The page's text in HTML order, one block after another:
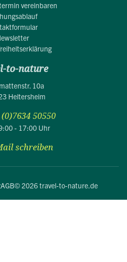
vereinbaren
to-nature
10a
Heitersheim
(0)7634 50550
- 17:00 Uhr
schreiben
AGB© 2026 travel-to-nature.de